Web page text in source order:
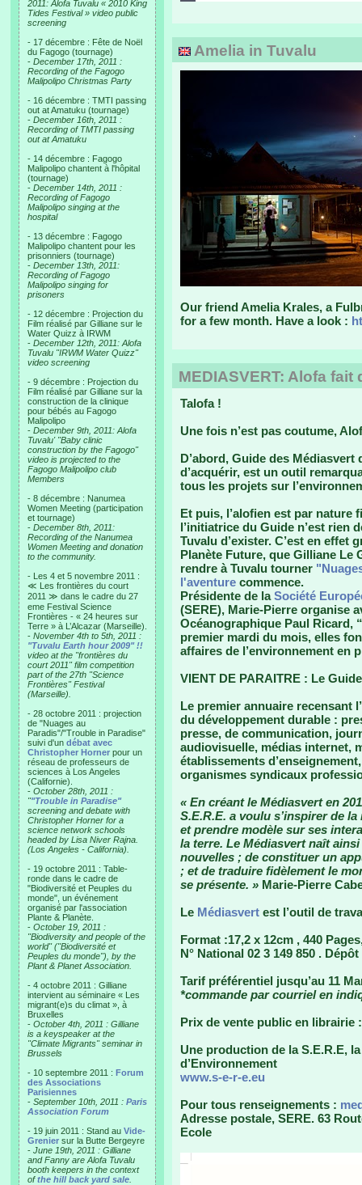
2011: Alofa Tuvalu « 2010 King
Tides Festival » video public
screening
- 17 décembre : Fête de Noël
du Fagogo (tournage)
- December 17th, 2011 :
Recording of the Fagogo
Malipolipo Christmas Party
- 16 décembre : TMTI passing
out at Amatuku (tournage)
- December 16th, 2011 :
Recording of TMTI passing
out at Amatuku
- 14 décembre : Fagogo
Malipolipo chantent à l'hôpital
(tournage)
- December 14th, 2011 :
Recording of Fagogo
Malipolipo singing at the
hospital
- 13 décembre : Fagogo
Malipolipo chantent pour les
prisonniers (tournage)
- December 13th, 2011:
Recording of Fagogo
Malipolipo singing for
prisoners
- 12 décembre : Projection du
Film réalisé par Gilliane sur le
Water Quizz à IRWM
- December 12th, 2011: Alofa
Tuvalu "IRWM Water Quizz"
video screening
- 9 décembre : Projection du
Film réalisé par Gilliane sur la
construction de la clinique
pour bébés au Fagogo
Malipolipo
- December 9th, 2011: Alofa
Tuvalu' "Baby clinic
construction by the Fagogo"
video is projected to the
Fagogo Malipolipo club
Members
- 8 décembre : Nanumea
Women Meeting (participation
et tournage)
- December 8th, 2011:
Recording of the Nanumea
Women Meeting and donation
to the community.
- Les 4 et 5 novembre 2011 :
≪ Les frontières du court
2011 ≫ dans le cadre du 27
eme Festival Science
Frontières - « 24 heures sur
Terre » à L’Alcazar (Marseille).
- November 4th to 5th, 2011 :
"Tuvalu Earth hour 2009" !!
video at the "frontières du
court 2011" film competition
part of the 27th "Science
Frontières" Festival
(Marseille).
- 28 octobre 2011 : projection
de "Nuages au
Paradis"/"Trouble in Paradise"
suivi d'un débat avec
Christopher Horner pour un
réseau de professeurs de
sciences à Los Angeles
(Californie).
- October 28th, 2011 :
""Trouble in Paradise"
screening and debate with
Christopher Horner for a
science network schools
headed by Lisa Niver Rajna.
(Los Angeles - California).
- 19 octobre 2011 : Table-
ronde dans le cadre de
"Biodiversité et Peuples du
monde", un événement
organisé par l'association
Plante & Planète.
- October 19, 2011 :
"Biodiversity and people of the
world" ("Biodiversité et
Peuples du monde"), by the
Plant & Planet Association.
- 4 octobre 2011 : Gilliane
intervient au séminaire « Les
migrant(e)s du climat », à
Bruxelles
- October 4th, 2011 : Gilliane
is a keyspeaker at the
"Climate Migrants" seminar in
Brussels
- 10 septembre 2011 : Forum
des Associations
Parisiennes
- September 10th, 2011 : Paris
Association Forum
- 19 juin 2011 : Stand au Vide-
Grenier sur la Butte Bergeyre
- June 19th, 2011 : Gilliane
and Fanny are Alofa Tuvalu
booth keepers in the context
ofthe hill back yard sale
Amelia in Tuvalu
Our friend Amelia Krales, a
for a few month. Have a look :
MEDIASVERT: Alofa fait
Talofa !
Une fois n’est pas coutume,
D’abord, Guide des Médiasvert
d’acquérir, est un outil
tous les projets sur
Et puis, l’alofien est par nature
l’initiatrice du Guide n’est rien
Tuvalu d’exister. C’est en effet
Planète Future, que Gilliane
rendre à Tuvalu tourner
l'aventure commence.
Présidente de laSociété
(SERE), Marie-Pierre organise
Océanographique Paul Ricard,
premier mardi du mois, elles
affaires de l’environnement en
VIENT DE PARAITRE : Le
Le premier annuaire recensant
du développement durable :
presse, de communication,
audiovisuelle, médias internet,
établissements
organismes syndicaux
« En créant le Médiasvert en
S.E.R.E. a voulu s’inspirer de
et prendre modèle sur ses
la terre. Le Médiasvert naît
nouvelles ; de constituer un
; et de traduire fidèlement le
se présente. » Marie-Pierre
Le Médiasvert est l’outil de
Format :17,2 x 12cm , 440
N° National 02 3 149 850 .
Tarif préférentiel jusqu’au 11
*commande par courriel en
Prix de vente public en librairie
Une production de la S.E.R.E,
d’Environnement
www.s-e-r-e.eu
Pour tous renseignements :
Adresse postale, SERE. 63
Ecole